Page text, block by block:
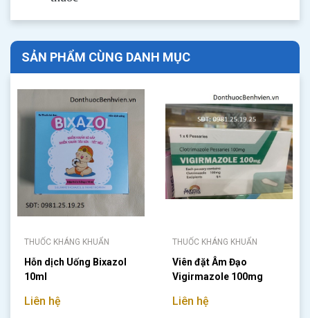
SẢN PHẨM CÙNG DANH MỤC
THUỐC KHÁNG KHUẨN
Hỗn dịch Uống Bixazol
10ml
Liên hệ
THUỐC KHÁNG KHUẨN
Viên đặt Âm Đạo
Vigirmazole 100mg
Liên hệ